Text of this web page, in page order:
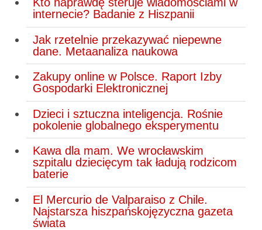
Kto naprawdę steruje wiadomościami w
internecie? Badanie z Hiszpanii
Jak rzetelnie przekazywać niepewne
dane. Metaanaliza naukowa
Zakupy online w Polsce. Raport Izby
Gospodarki Elektronicznej
Dzieci i sztuczna inteligencja. Rośnie
pokolenie globalnego eksperymentu
Kawa dla mam. We wrocławskim
szpitalu dziecięcym tak ładują rodzicom
baterie
El Mercurio de Valparaiso z Chile.
Najstarsza hiszpańskojęzyczna gazeta
świata